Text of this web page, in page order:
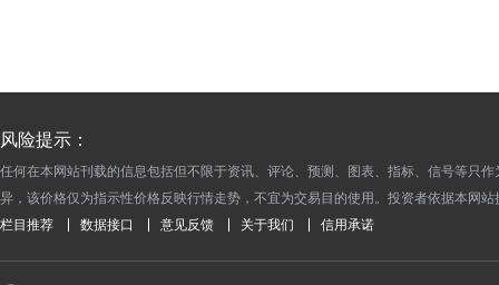
2014-09-24
2014-09-22
2014-09-19
2014-09-18
2014-09-17
风险提示：
任何在本网站刊载的信息包括但不限于资讯、评论、预测、图表、指标、信号等只
异，该价格仅为指示性价格反映行情走势，不宜为交易目的使用。投资者依据本网
栏目推荐 数据接口 意见反馈 关于我们 信用承诺